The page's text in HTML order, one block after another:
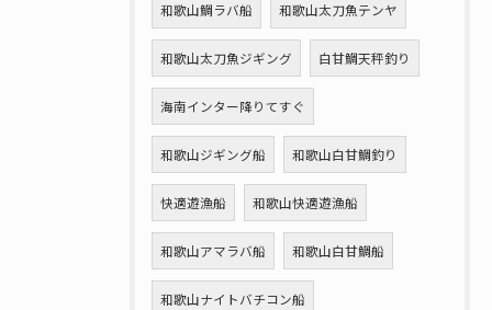
和歌山鯛ラバ船 和歌山太刀魚テンヤ
和歌山太刀魚ジギング 白甘鯛天秤釣り
海南インター降りてすぐ
和歌山ジギング船 和歌山白甘鯛釣り
快適遊漁船 和歌山快適遊漁船
和歌山アマラバ船 和歌山白甘鯛船
和歌山ナイトバチコン船